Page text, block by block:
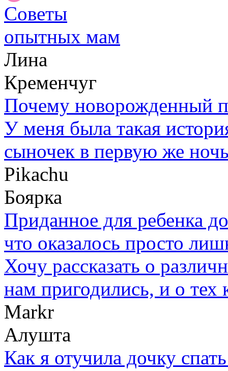
Советы
опытных мам
Лина
Кременчуг
Почему новорожденный
У меня была такая
сыночек в первую же
Pikachu
Боярка
Приданное для ребенка
что оказалось просто
Хочу рассказать о
нам пригодились, и о тех
Markr
Алушта
Как я отучила дочку